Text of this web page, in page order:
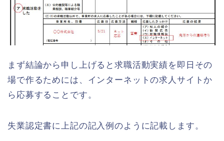
まず結論から申し上げると求職活動実績を即日その
場で作るためには、インターネットの求人サイトか
ら応募することです。
失業認定書に上記の記入例のように記載します。